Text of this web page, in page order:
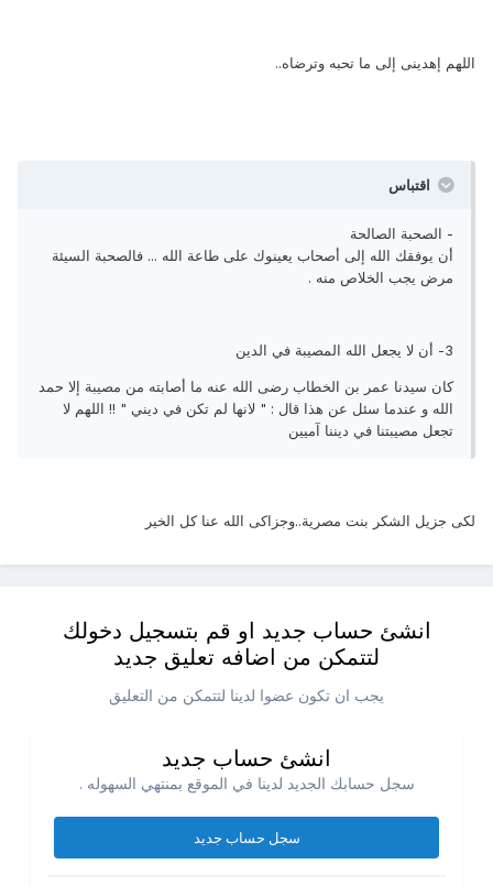
اللهم إهدينى إلى ما تحبه وترضاه..
اقتباس
- الصحبة الصالحة
أن يوفقك الله إلى أصحاب يعينوك على طاعة الله ... فالصحبة السيئة
مرض يجب الخلاص منه .
3- أن لا يجعل الله المصيبة في الدين
كان سيدنا عمر بن الخطاب رضى الله عنه ما أصابته من مصيبة إلا حمد
الله و عندما سئل عن هذا قال : " لانها لم تكن في ديني " !! اللهم لا
تجعل مصيبتنا في ديننا آميين
لكى جزيل الشكر بنت مصرية..وجزاكى الله عنا كل الخير
انشئ حساب جديد او قم بتسجيل دخولك
لتتمكن من اضافه تعليق جديد
يجب ان تكون عضوا لدينا لتتمكن من التعليق
انشئ حساب جديد
سجل حسابك الجديد لدينا في الموقع بمنتهي السهوله .
سجل حساب جديد